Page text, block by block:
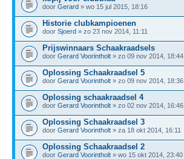
door Gerard » wo 15 jul 2015, 18:16
Historie clubkampioenen
door Sjoerd » zo 23 nov 2014, 11:11
Prijswinnaars Schaakraadsels
door Gerard Voorintholt » zo 09 nov 2014, 18:44
Oplossing Schaakraadsel 5
door Gerard Voorintholt » zo 09 nov 2014, 18:36
Oplossing schaakraadsel 4
door Gerard Voorintholt » zo 02 nov 2014, 16:46
Oplossing Schaakraadsel 3
door Gerard Voorintholt » za 18 okt 2014, 16:11
Oplossing Schaakraadsel 2
door Gerard Voorintholt » wo 15 okt 2014, 23:40